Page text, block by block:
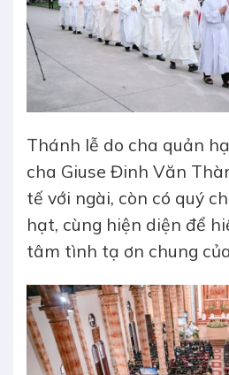
Thánh lễ do cha quản
cha Giuse Đinh Văn
tế với ngài, còn có quý
hạt, cùng hiện diện để
tâm tình tạ ơn chung